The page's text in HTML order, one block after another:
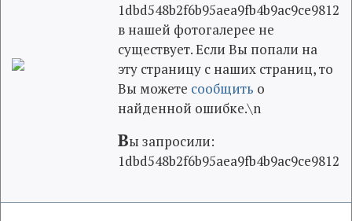
1dbd548b2f6b95aea9fb4b9ac9ce9812
в нашей фотогалерее не
существует. Если Вы попали на
эту страницу с наших страниц, то
Вы можете сообщить о
найденной ошибке.\n
Вы запросили:
1dbd548b2f6b95aea9fb4b9ac9ce9812